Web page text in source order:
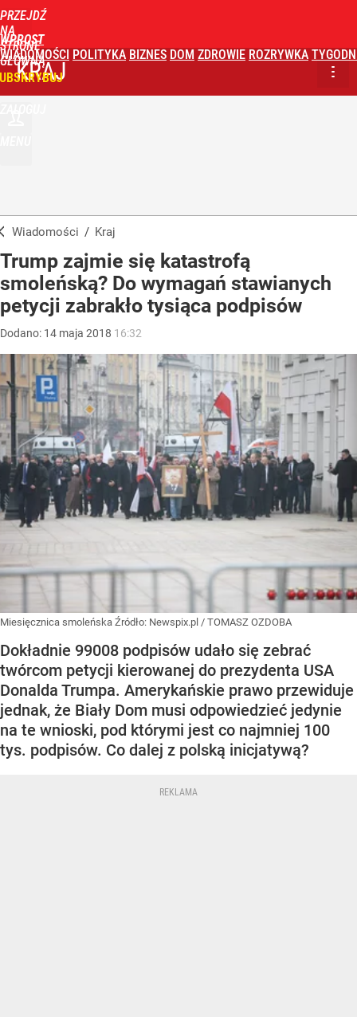
PRZEJDŹ
NA
STRONĘ
GŁÓWNĄ
WPROST
WIADOMOŚCI POLITYKA BIZNES DOM ZDROWIE ROZRYWKA
KRAJ
Wiadomości / Kraj
Trump zajmie się katastrofą
smoleńską? Do wymagań stawianych
petycji zabrakło tysiąca podpisów
Dodano: 14 maja 2018 16:32
Miesięcznica smoleńska Źródło: Newspix.pl / TOMASZ OZDOBA
Dokładnie 99008 podpisów udało się zebrać
twórcom petycji kierowanej do prezydenta USA
Donalda Trumpa. Amerykańskie prawo przewiduje
jednak, że Biały Dom musi odpowiedzieć jedynie
na te wnioski, pod którymi jest co najmniej 100
tys. podpisów. Co dalej z polską inicjatywą?